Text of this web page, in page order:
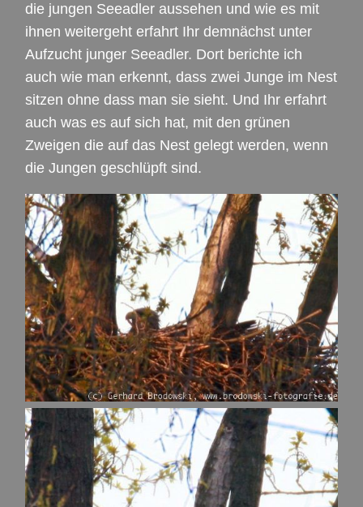
die jungen Seeadler aussehen und wie es mit
ihnen weitergeht erfahrt Ihr demnächst unter
Aufzucht junger Seeadler. Dort berichte ich
auch wie man erkennt, dass zwei Junge im Nest
sitzen ohne dass man sie sieht. Und Ihr erfahrt
auch was es auf sich hat, mit den grünen
Zweigen die auf das Nest gelegt werden, wenn
die Jungen geschlüpft sind.